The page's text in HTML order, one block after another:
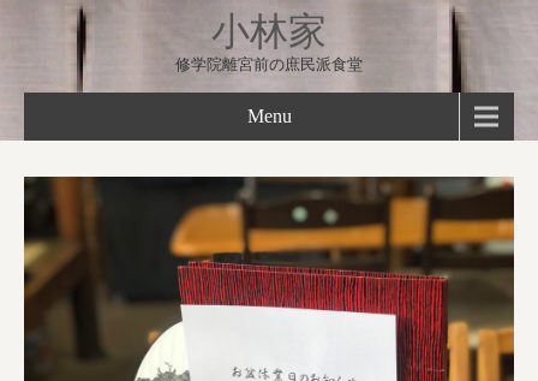
小林家
修学院離宮前の庶民派食堂
Menu